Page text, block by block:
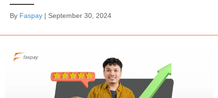
By Faspay | September 30, 2024